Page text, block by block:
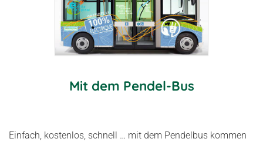
Mit dem Pendel-Bus
Einfach, kostenlos, schnell … mit dem Pendelbus kommen